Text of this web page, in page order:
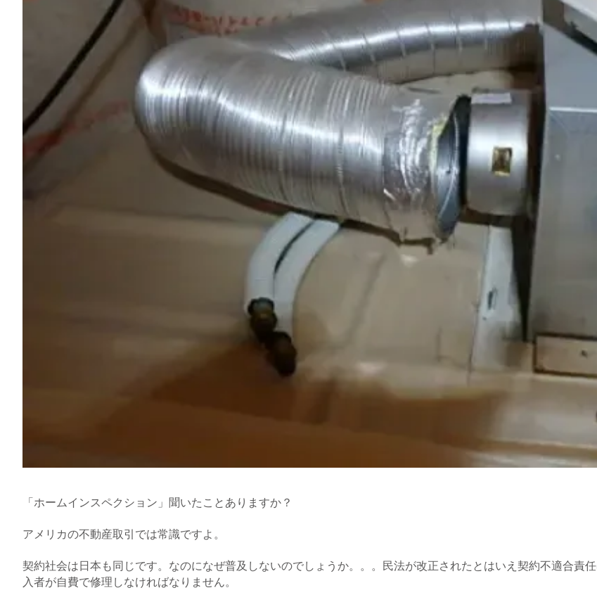
「ホームインスペクション」聞いたことありますか？
アメリカの不動産取引では常識ですよ。
契約社会は日本も同じです。なのになぜ普及しないのでしょうか。。。民法が改正されたとはいえ契約不適合責
入者が自費で修理しなければなりません。